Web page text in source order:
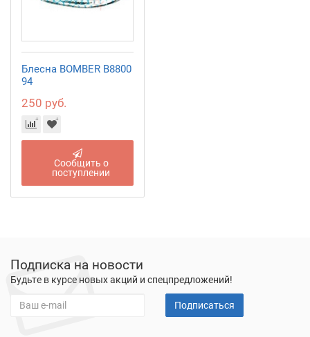
Блесна BOMBER B8800
94
250 руб.
Сообщить о
поступлении
Подписка на новости
Будьте в курсе новых акций и спецпредложений!
Подписаться